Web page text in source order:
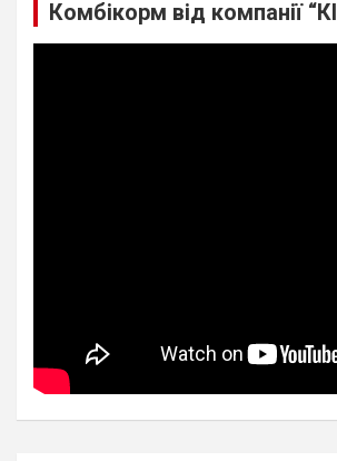
Комбікорм від компанії